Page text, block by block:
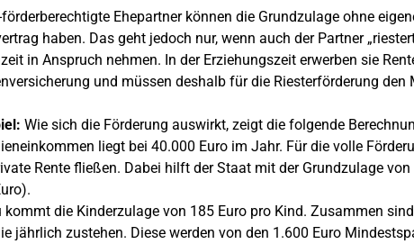
Ehepartner können die Grundzulage ohne
haben. Das geht jedoch nur, wenn auch der Partner
in Anspruch nehmen. In der Erziehungszeit erwerben sie
und müssen deshalb für die Riesterförderung
Wie sich die Förderung auswirkt, zeigt die folgende
liegt bei 40.000 Euro im Jahr. Für die volle
Rente fließen. Dabei hilft der Staat mit der Grundzulage
kommt die Kinderzulage von 185 Euro pro Kind. Zusammen
jährlich zustehen. Diese werden von den 1.600 Euro